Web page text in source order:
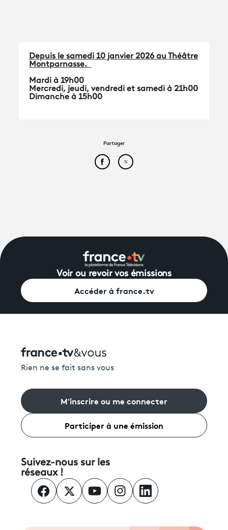
Depuis le samedi 10 janvier 2026 au Théâtre
Montparnasse.
Mardi à 19h00
Mercredi, jeudi, vendredi et samedi à 21h00
Dimanche à 15h00
Partager
Partager cet article sur
Partager cet article sur
Voir ou revoir vos émissions
Accéder à france.tv
Rien ne se fait sans vous
M'inscrire ou me connecter
Participer à une émission
Suivez-nous sur les
réseaux !